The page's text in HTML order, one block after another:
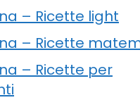
– Ricette light
– Ricette
– Ricette per